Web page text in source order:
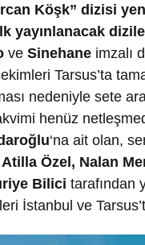
Köşk” dizisi
yayınlanacak
ve Sinehane imzalı
Tarsus’ta
nedeniyle sete
henüz
ğ lu‘na ait olan,
Atilla Özel, Nalan
Bilici tarafından
İstanbul ve